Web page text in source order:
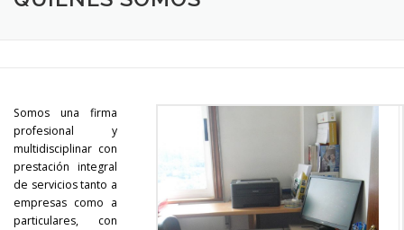
OTRAS AREAS CONTACTO
Somos una firma
profesional y
multidisciplinar con
prestación integral
de servicios tanto a
empresas como a
particulares, con